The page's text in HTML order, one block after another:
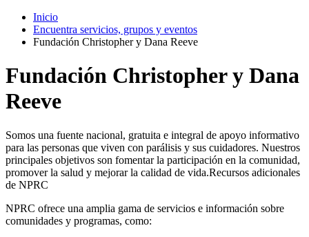
Inicio
Encuentra servicios, grupos y eventos
Fundación Christopher y Dana Reeve
Fundación Christopher y Dana
Reeve
Somos una fuente nacional, gratuita e integral de apoyo informativo
para las personas que viven con parálisis y sus cuidadores. Nuestros
principales objetivos son fomentar la participación en la comunidad,
promover la salud y mejorar la calidad de vida.Recursos adicionales
de NPRC
NPRC ofrece una amplia gama de servicios e información sobre
comunidades y programas, como: